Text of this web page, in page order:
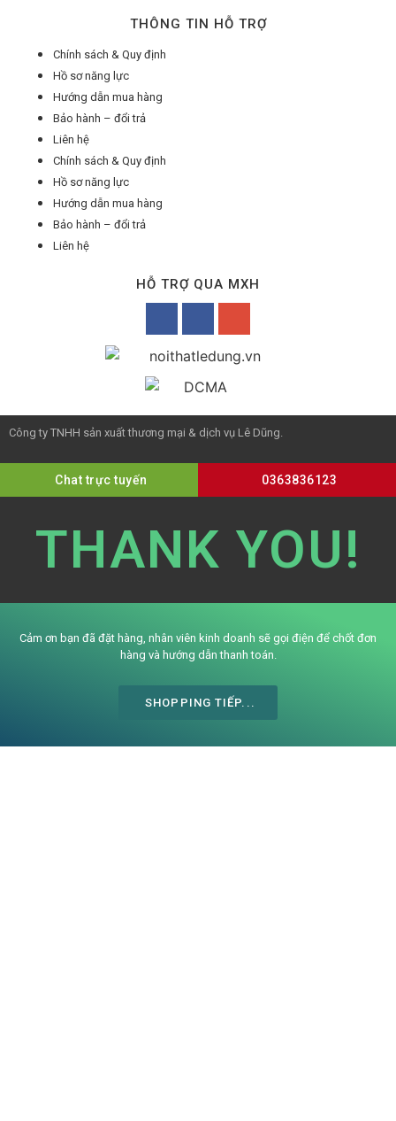
THÔNG TIN HỖ TRỢ
Chính sách & Quy định
Hồ sơ năng lực
Hướng dẫn mua hàng
Bảo hành – đổi trả
Liên hệ
Chính sách & Quy định
Hồ sơ năng lực
Hướng dẫn mua hàng
Bảo hành – đổi trả
Liên hệ
HỖ TRỢ QUA MXH
Công ty TNHH sản xuất thương mại & dịch vụ Lê Dũng.
Chat trực tuyến 0363836123
THANK YOU!
Cảm ơn bạn đã đặt hàng, nhân viên kinh doanh sẽ gọi điện để chốt đơn
hàng và hướng dẫn thanh toán.
SHOPPING TIẾP...